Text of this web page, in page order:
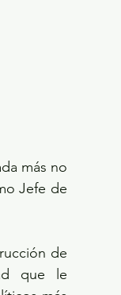
más no
Jefe de
de
que le